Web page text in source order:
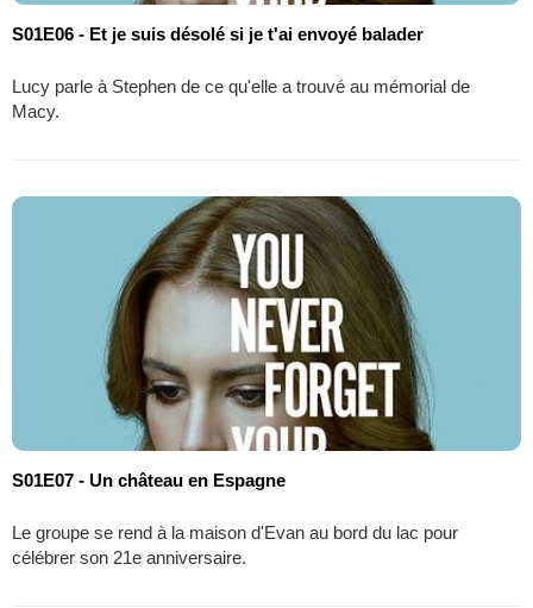
S01E06 - Et je suis désolé si je t'ai envoyé balader
Lucy parle à Stephen de ce qu'elle a trouvé au mémorial de
Macy.
S01E07 - Un château en Espagne
Le groupe se rend à la maison d'Evan au bord du lac pour
célébrer son 21e anniversaire.